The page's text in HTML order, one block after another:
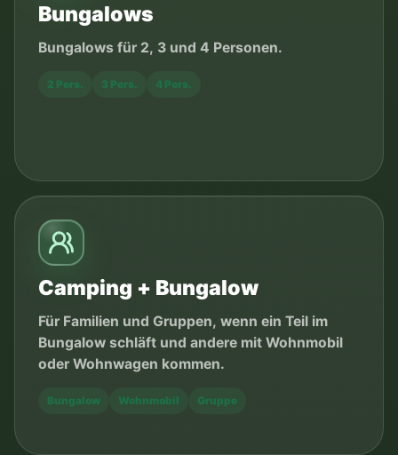
Bungalows
Bungalows für 2, 3 und 4 Personen.
2 Pers. 3 Pers. 4 Pers.
Camping + Bungalow
Für Familien und Gruppen, wenn ein Teil im
Bungalow schläft und andere mit Wohnmobil
oder Wohnwagen kommen.
Bungalow Wohnmobil Gruppe